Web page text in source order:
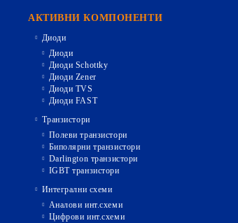
АКТИВНИ КОМПОНЕНТИ
Диоди
Диоди
Диоди Schottky
Диоди Zener
Диоди TVS
Диоди FAST
Транзистори
Полеви транзистори
Биполярни транзистори
Darlington транзистори
IGBT транзистори
Интегрални схеми
Аналови инт.схеми
Цифрови инт.схеми